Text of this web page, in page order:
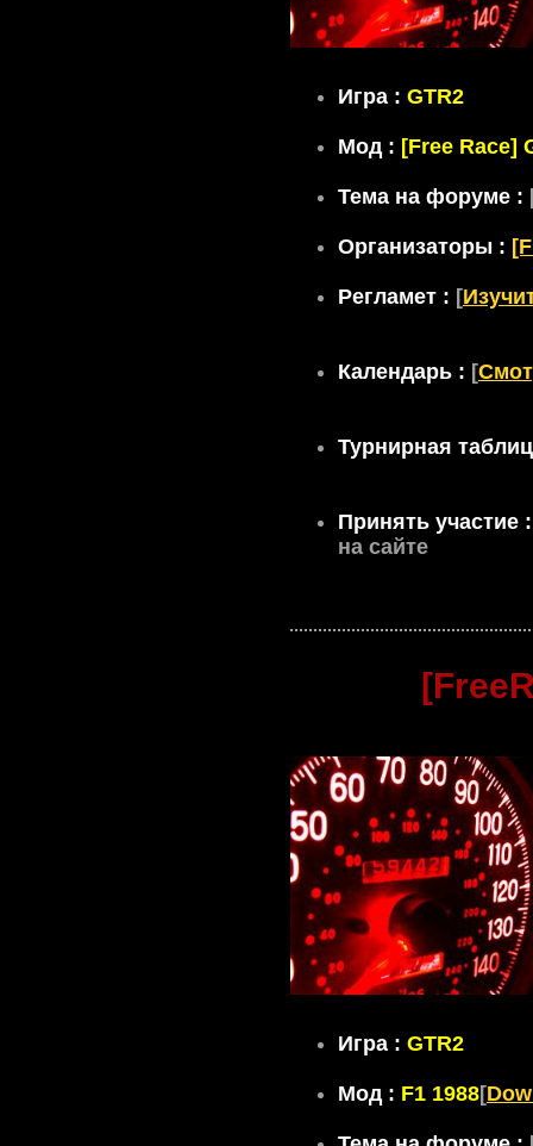
Игра : GTR2
Мод : [Free Race]
Тема на форуме :
Организаторы :
Регламет : [
Календарь : [
Турнирная
Принять участие
на сайте
Игра : GTR2
Мод : F1 1988[